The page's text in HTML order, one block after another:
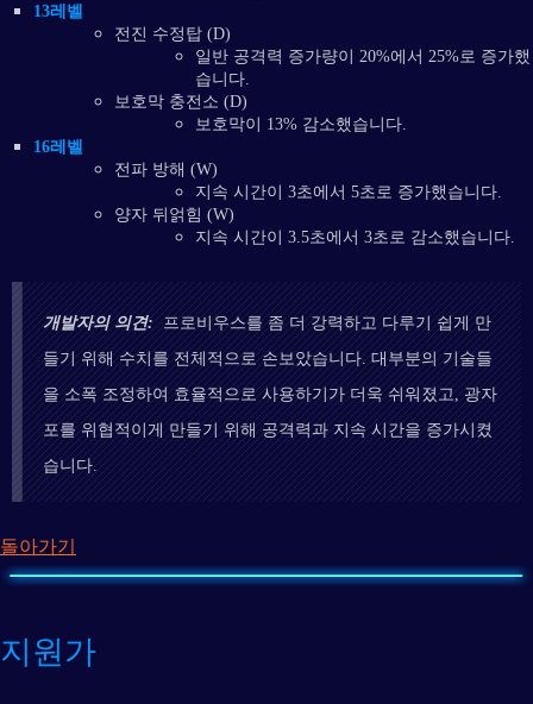
13레벨
전진 수정탑 (D)
일반 공격력 증가량이 20%에서 25%로 증가했
습니다.
보호막 충전소 (D)
보호막이 13% 감소했습니다.
16레벨
전파 방해 (W)
지속 시간이 3초에서 5초로 증가했습니다.
양자 뒤얽힘 (W)
지속 시간이 3.5초에서 3초로 감소했습니다.
개발자의 의견: 프로비우스를 좀 더 강력하고 다루기 쉽게 만
들기 위해 수치를 전체적으로 손보았습니다. 대부분의 기술들
을 소폭 조정하여 효율적으로 사용하기가 더욱 쉬워졌고, 광자
포를 위협적이게 만들기 위해 공격력과 지속 시간을 증가시켰
습니다.
돌아가기
지원가